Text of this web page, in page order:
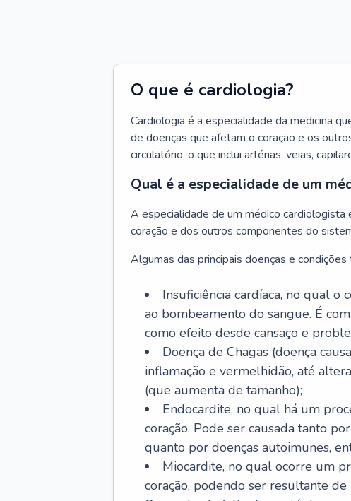
O que é cardiologia?
Cardiologia é a especialidade da medicina
de doenças que afetam o coração e os
circulatório, o que inclui artérias, veias,
Qual é a especialidade de um
A especialidade de um médico cardiologista
coração e dos outros componentes do
Algumas das principais doenças e
Insuficiência cardíaca, no qual o
ao bombeamento do sangue. É
como efeito desde cansaço e
Doença de Chagas (doença
inflamação e vermelhidão, até
(que aumenta de tamanho);
Endocardite, no qual há um
coração. Pode ser causada tanto
quanto por doenças autoimunes,
Miocardite, no qual ocorre um
coração, podendo ser resultante